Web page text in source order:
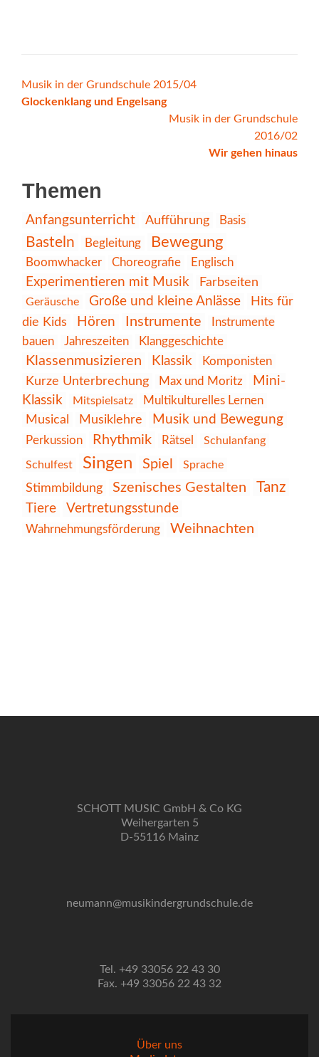
Beitrags-
Navigation
Musik in der Grundschule 2015/04
Glockenklang und Engelsang
Musik in der Grundschule
2016/02
Wir gehen hinaus
Themen
Anfangsunterricht Aufführung Basis
Basteln Begleitung Bewegung
Boomwhacker Choreografie Englisch
Experimentieren mit Musik Farbseiten
Geräusche Große und kleine Anlässe
Hits für
die Kids
Hören Instrumente
Instrumente
bauen
Jahreszeiten Klanggeschichte
Klassenmusizieren Klassik Komponisten
Kurze Unterbrechung Max und Moritz
Mini-
Klassik
Mitspielsatz
Multikulturelles Lernen
Musical
Musiklehre Musik und Bewegung
Perkussion Rhythmik Rätsel Schulanfang
Schulfest Singen Spiel Sprache
Stimmbildung Szenisches Gestalten Tanz
Tiere Vertretungsstunde
Wahrnehmungsförderung Weihnachten
SCHOTT MUSIC GmbH & Co KG
Weihergarten 5
D-55116 Mainz
neumann@musikindergrundschule.de
Tel. +49 33056 22 43 30
Fax. +49 33056 22 43 32
Über uns